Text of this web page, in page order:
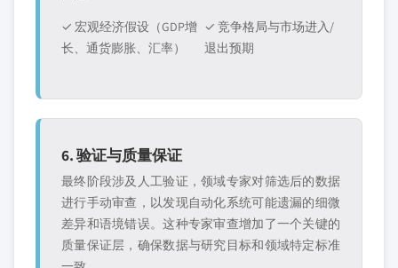
✓ 宏观经济假设（GDP增
长、通货膨胀、汇率）
✓ 竞争格局与市场进入/
退出预期
6. 验证与质量保证
最终阶段涉及人工验证，领域专家对筛选后的数据
进行手动审查，以发现自动化系统可能遗漏的细微
差异和语境错误。这种专家审查增加了一个关键的
质量保证层，确保数据与研究目标和领域特定标准